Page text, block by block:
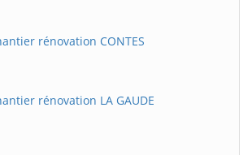
rénovation CONTES
rénovation LA GAUDE